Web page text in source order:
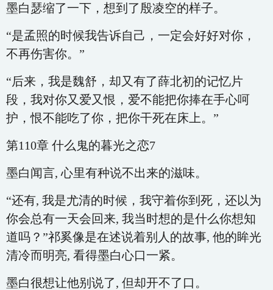
墨白瑟缩了一下，想到了殷凌空的样子。
“是孟照的时候我告诉自己，一定会好好对你，
不再伤害你。”
“后来，我是魏舒，却又有了薛北初的记忆片
段，我对你又爱又恨，爱不能把你捧在手心呵
护，恨不能吃了你，把你干死在床上。”
第110章 什么鬼的暮光之恋7
墨白闻言, 心里有种说不出来的滋味。
“还有, 我是尤清的时候，我守着你到死，还以为
你会总有一天会回来, 我当时想的是什么你想知
道吗？”祁奚像是在述说着别人的故事, 他的眸光
清冷而明亮, 看得墨白心口一紧。
墨白很想让他别说了, 但却开不了口。